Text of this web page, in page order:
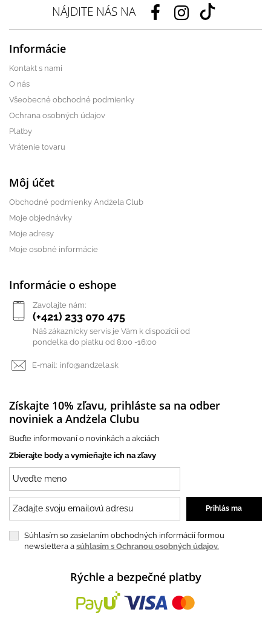
NÁJDITE NÁS NA
Informácie
Kontakt s nami
O nás
Všeobecné obchodné podmienky
Ochrana osobných údajov
Platby
Vrátenie tovaru
Môj účet
Obchodné podmienky Andżela Club
Moje objednávky
Moje adresy
Moje osobné informácie
Informácie o eshope
Zavolajte nám:
(+421) 233 070 475
Náš zákaznícky servis je Vám k dispozícii od
pondelka do piatku od 8:00 -16:00
E-mail: info@andzela.sk
Získajte 10% zľavu, prihláste sa na odber
noviniek a Andżela Clubu
Buďte informovaní o novinkách a akciách
Zbierajte body a vymieňajte ich na zľavy
Súhlasím so zasielaním obchodných informácií formou
newslettera a súhlasím s Ochranou osobných údajov.
Rýchle a bezpečné platby